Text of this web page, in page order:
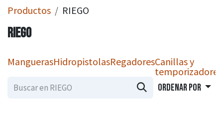
Productos RIEGO
RIEGO
ManguerasHidropistolasRegadoresCanillas y
temporizadores
Ordenar por